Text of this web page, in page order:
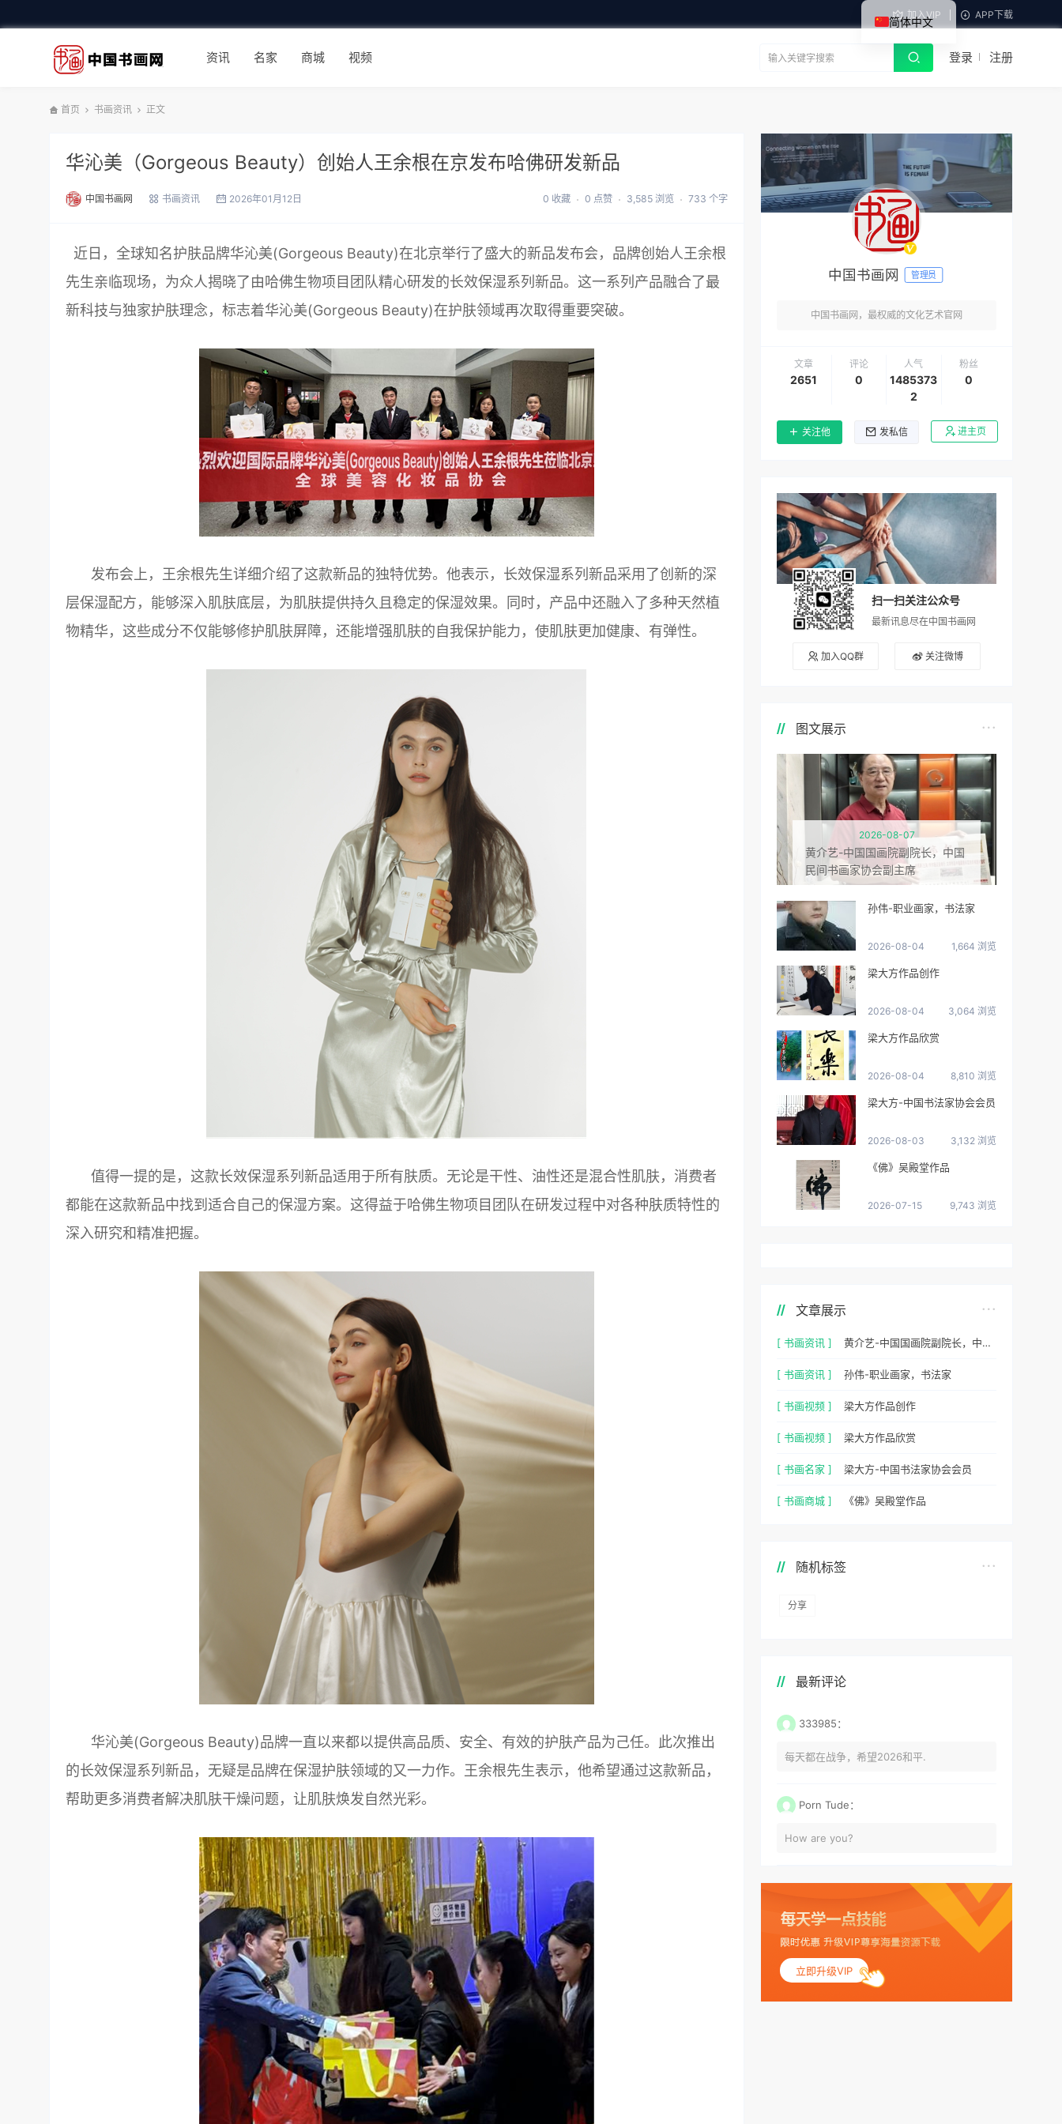
加入VIP APP下载
资讯 名家 商城 视频 登录 注册
首页 书画资讯 正文
华沁美（Gorgeous Beauty）创始人王余根在京发布哈佛研发新品
中国书画网 书画资讯 2026年01月12日 0 收藏 0 点赞 3,585 浏览 733 个字
近日，全球知名护肤品牌华沁美(Gorgeous Beauty)在北京举行了盛大的新品发布会，品牌创始人王余根
先生亲临现场，为众人揭晓了由哈佛生物项目团队精心研发的长效保湿系列新品。这一系列产品融合了最
新科技与独家护肤理念，标志着华沁美(Gorgeous Beauty)在护肤领域再次取得重要突破。
发布会上，王余根先生详细介绍了这款新品的独特优势。他表示，长效保湿系列新品采用了创新的深
层保湿配方，能够深入肌肤底层，为肌肤提供持久且稳定的保湿效果。同时，产品中还融入了多种天然植
物精华，这些成分不仅能够修护肌肤屏障，还能增强肌肤的自我保护能力，使肌肤更加健康、有弹性。
值得一提的是，这款长效保湿系列新品适用于所有肤质。无论是干性、油性还是混合性肌肤，消费者
都能在这款新品中找到适合自己的保湿方案。这得益于哈佛生物项目团队在研发过程中对各种肤质特性的
深入研究和精准把握。
华沁美(Gorgeous Beauty)品牌一直以来都以提供高品质、安全、有效的护肤产品为己任。此次推出
的长效保湿系列新品，无疑是品牌在保湿护肤领域的又一力作。王余根先生表示，他希望通过这款新品，
帮助更多消费者解决肌肤干燥问题，让肌肤焕发自然光彩。
中国书画网 管理员
中国书画网，最权威的文化艺术官网
文章
2651
评论
0
人气
1485373
2
粉丝
0
关注他 发私信 进主页
扫一扫关注公众号
最新讯息尽在中国书画网
加入QQ群 关注微博
图文展示
2026-08-07
黄介艺-中国国画院副院长，中国
民间书画家协会副主席
孙伟-职业画家，书法家
2026-08-04 1,664 浏览
梁大方作品创作
2026-08-04 3,064 浏览
梁大方作品欣赏
2026-08-04 8,810 浏览
梁大方-中国书法家协会会员
2026-08-03 3,132 浏览
《佛》吴殿堂作品
2026-07-15 9,743 浏览
文章展示
[ 书画资讯 ] 黄介艺-中国国画院副院长，中国民间书画家协会副主席
[ 书画资讯 ] 孙伟-职业画家，书法家
[ 书画视频 ] 梁大方作品创作
[ 书画视频 ] 梁大方作品欣赏
[ 书画名家 ] 梁大方-中国书法家协会会员
[ 书画商城 ] 《佛》吴殿堂作品
随机标签
分享
最新评论
333985：
每天都在战争，希望2026和平.
Porn Tude：
How are you?
立即升级VIP
简体中文